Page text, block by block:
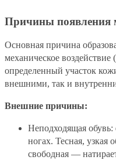
Причины появления
Основная причина
механическое
определенный участок
внешними, так и
Внешние причины:
Неподходящая
ногах. Тесная, узкая
свободная —